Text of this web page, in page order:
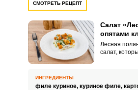
СМОТРЕТЬ РЕЦЕПТ
Салат
опятами
Лесная
салат,
аппетитно.
ИНГРЕДИЕНТЫ
филе куриное, куриное филе,